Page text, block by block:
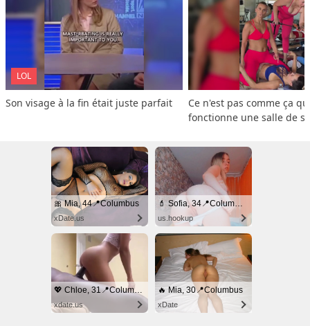
LOL
Son visage à la fin était juste parfait
Ce n'est pas comme ça
fonctionne une salle de